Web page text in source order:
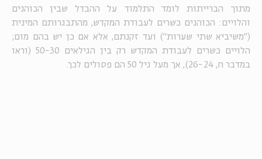
מתוך הברייתות לומד התלמוד על ההבדל שבין הכוהנים
והלויים: הכוהנים כשרים לעבודת המקדש, מהתבגרותם המינית
("משיביא שתי שערות") ועד זקנתם, אלא אם כן יש בהם מום;
הלויים כשרים לעבודת המקדש רק בין הגילאים 50-30 (וראו
במדבר ח, 26-24), אך מעל גיל 50 הם פסולים לכך.